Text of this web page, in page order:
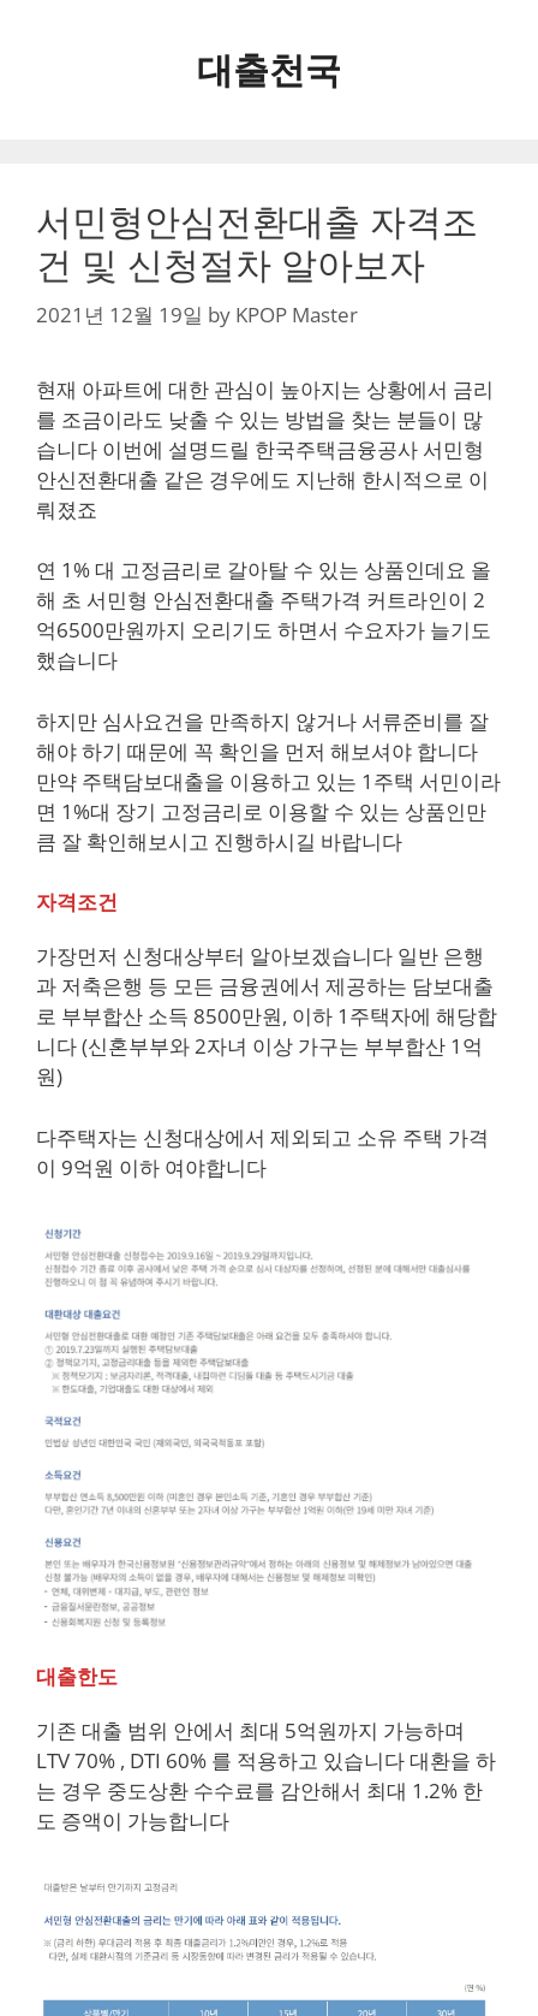
대출천국
서민형안심전환대출 자격조
건 및 신청절차 알아보자
2021년 12월 19일 by KPOP Master
현재 아파트에 대한 관심이 높아지는 상황에서 금리
를 조금이라도 낮출 수 있는 방법을 찾는 분들이 많
습니다 이번에 설명드릴 한국주택금융공사 서민형
안신전환대출 같은 경우에도 지난해 한시적으로 이
뤄졌죠
연 1% 대 고정금리로 갈아탈 수 있는 상품인데요 올
해 초 서민형 안심전환대출 주택가격 커트라인이 2
억6500만원까지 오리기도 하면서 수요자가 늘기도
했습니다
하지만 심사요건을 만족하지 않거나 서류준비를 잘
해야 하기 때문에 꼭 확인을 먼저 해보셔야 합니다
만약 주택담보대출을 이용하고 있는 1주택 서민이라
면 1%대 장기 고정금리로 이용할 수 있는 상품인만
큼 잘 확인해보시고 진행하시길 바랍니다
자격조건
가장먼저 신청대상부터 알아보겠습니다 일반 은행
과 저축은행 등 모든 금융권에서 제공하는 담보대출
로 부부합산 소득 8500만원, 이하 1주택자에 해당합
니다 (신혼부부와 2자녀 이상 가구는 부부합산 1억
원)
다주택자는 신청대상에서 제외되고 소유 주택 가격
이 9억원 이하 여야합니다
대출한도
기존 대출 범위 안에서 최대 5억원까지 가능하며
LTV 70% , DTI 60% 를 적용하고 있습니다 대환을 하
는 경우 중도상환 수수료를 감안해서 최대 1.2% 한
도 증액이 가능합니다